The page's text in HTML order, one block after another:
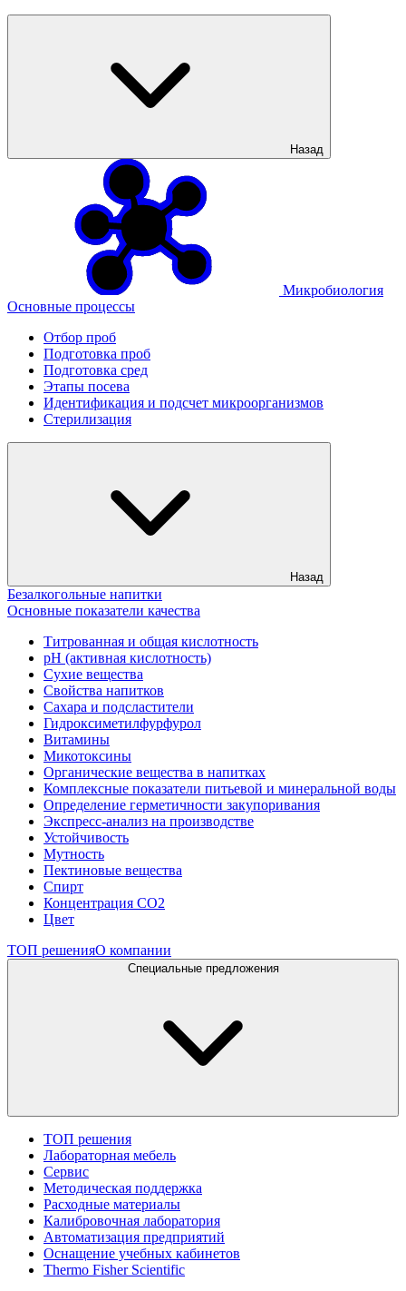
Назад
Микробиология
Основные процессы
Отбор проб
Подготовка проб
Подготовка сред
Этапы посева
Идентификация и подсчет микроорганизмов
Стерилизация
Назад
Безалкогольные напитки
Основные показатели качества
Титрованная и общая кислотность
рН (активная кислотность)
Сухие вещества
Свойства напитков
Сахара и подсластители
Гидроксиметилфурфурол
Витамины
Микотоксины
Органические вещества в напитках
Комплексные показатели питьевой и минеральной воды
Определение герметичности закупоривания
Экспресс-анализ на производстве
Устойчивость
Мутность
Пектиновые вещества
Спирт
Концентрация СО2
Цвет
ТОП решенияО компании
Специальные предложения
ТОП решения
Лабораторная мебель
Сервис
Методическая поддержка
Расходные материалы
Калибровочная лаборатория
Автоматизация предприятий
Оснащение учебных кабинетов
Thermo Fisher Scientific